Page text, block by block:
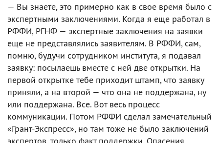
— Вы знаете, это примерно как в свое время было с
экспертными заключениями. Когда я еще работал в
РФФИ, РГНФ — экспертные заключения на заявки
еще не представлялись заявителям. В РФФИ, сам,
помню, будучи сотрудником института, я подавал
заявку: посылаешь вместе с ней две открытки. На
первой открытке тебе приходит штамп, что заявку
приняли, а на второй — что она не поддержана, ну
или поддержана. Все. Вот весь процесс
коммуникации. Потом РФФИ сделал замечательный
«Грант-Экспресс», но там тоже не было заключений
экспертов, только факт поддержки. Опасения,